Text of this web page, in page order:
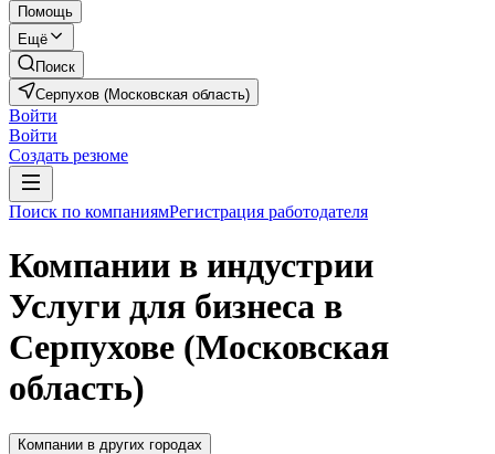
Помощь
Ещё
Поиск
Серпухов (Московская область)
Войти
Войти
Создать резюме
Поиск по компаниямРегистрация работодателя
Компании в индустрии
Услуги для бизнеса в
Серпухове (Московская
область)
Компании в других городах